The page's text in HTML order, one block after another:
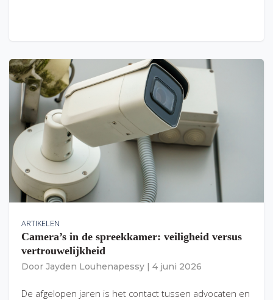
ARTIKELEN
Camera’s in de spreekkamer: veiligheid versus
vertrouwelijkheid
Door Jayden Louhenapessy 4 juni 2026
De afgelopen jaren is het contact tussen advocaten en